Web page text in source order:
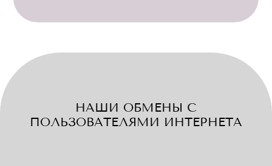
НАШИ ОБМЕНЫ С
ПОЛЬЗОВАТЕЛЯМИ ИНТЕРНЕТА